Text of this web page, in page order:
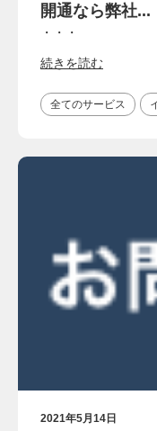
開通なら弊社...
・・・
続きを読む
全てのサービス
2021年5月14日